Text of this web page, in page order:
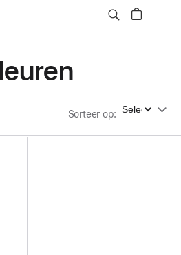
Sorteer op: Sorteer op